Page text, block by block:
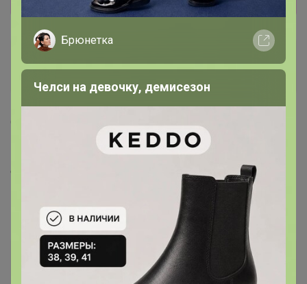
, добрый вечер! Написано, что пионы цена
снижена? В корзине исправите позже?
‌Пион травянистый Белый 1шт СдС
Happy Baby
Золотой организатор
Брюнетка
Челси на девочку, демисезон